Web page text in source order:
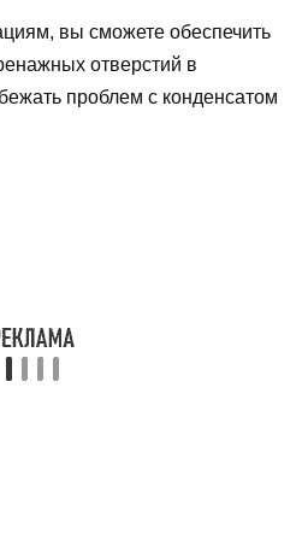
вы сможете обеспечить
отверстий в
проблем с конденсатом